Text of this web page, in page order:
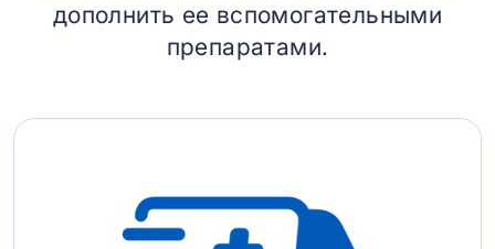
дополнить ее вспомогательными
препаратами.